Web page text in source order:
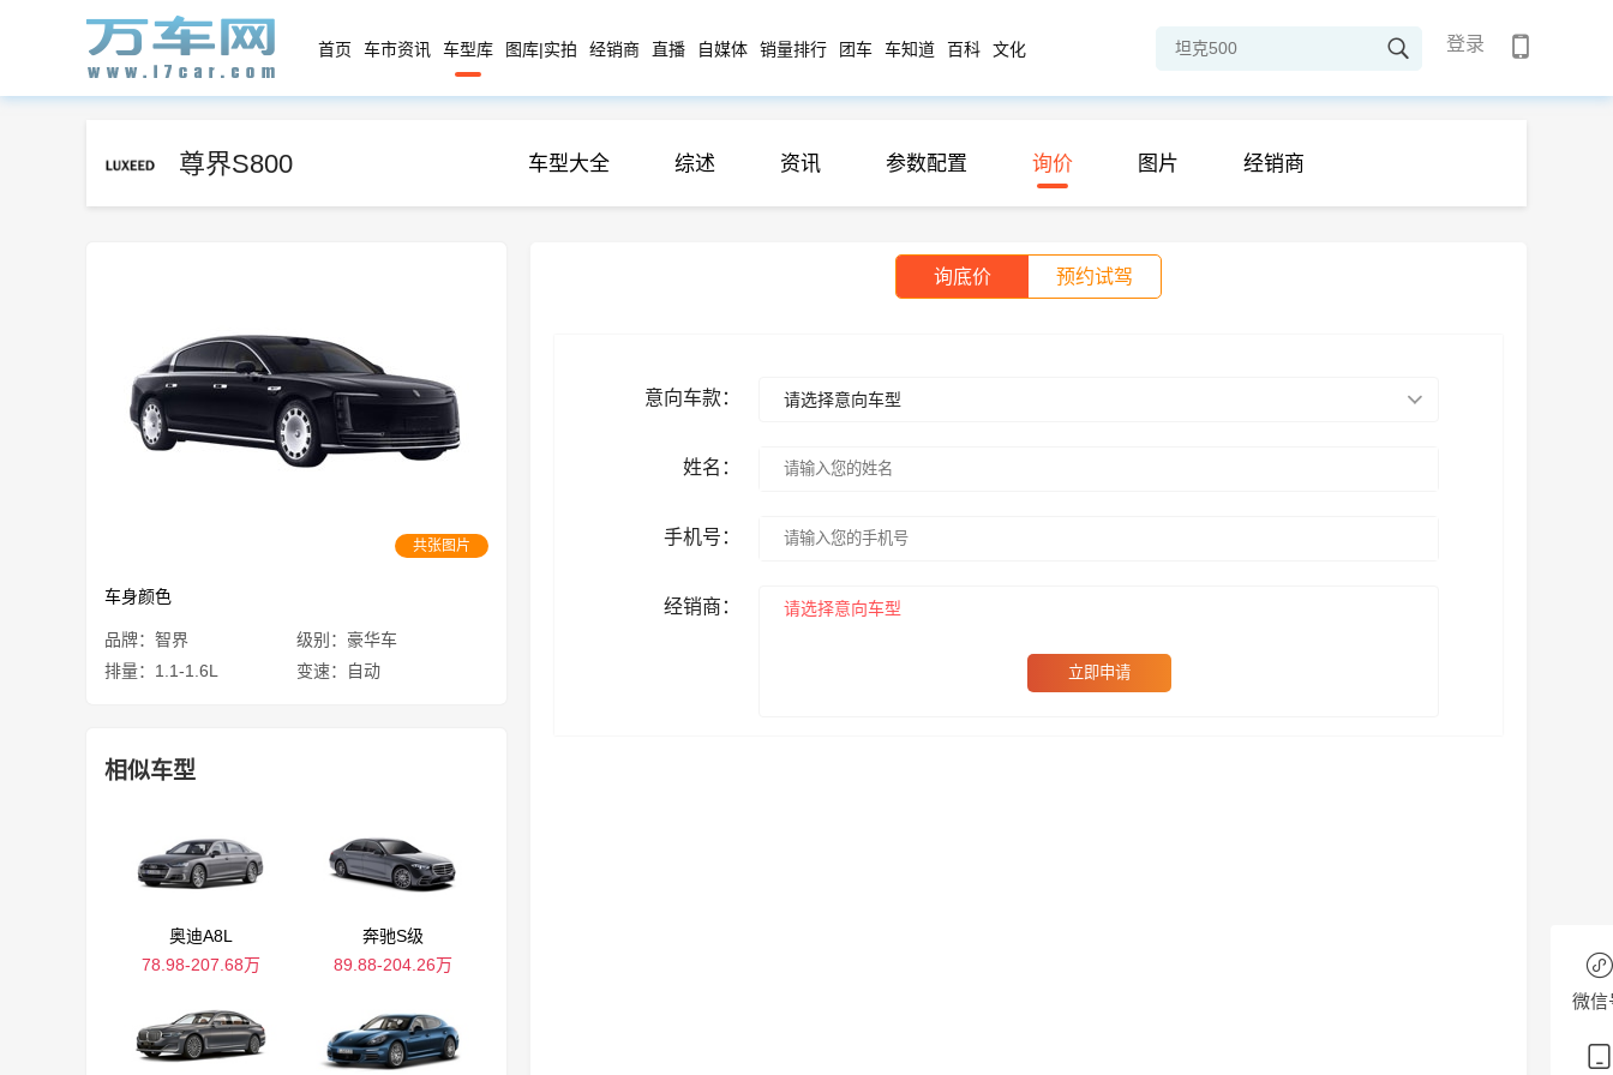
首页 车市资讯 车型库 图库|实拍 经销商 直播 自媒体 销量排行 团车 车知道 百科 文化 登录
尊界S800 车型大全 综述 资讯 参数配置 询价 图片 经销商
共张图片
车身颜色
品牌：智界
级别：豪华车
排量：1.1-1.6L
变速：自动
相似车型
奥迪A8L
78.98-207.68万
奔驰S级
89.88-204.26万
询底价 预约试驾
意向车款： 请选择意向车型
姓名：
手机号：
经销商： 请选择意向车型
立即申请
微信